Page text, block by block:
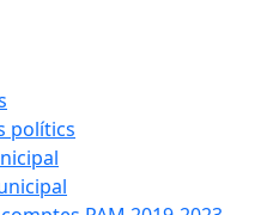
polítics